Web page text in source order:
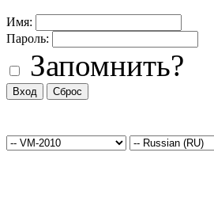
Имя:
Пароль:
Запомнить?